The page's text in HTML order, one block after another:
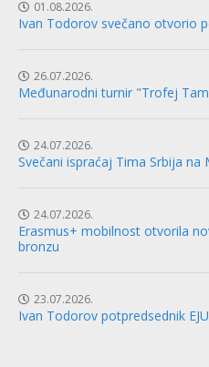
01.08.2026.
Ivan Todorov svečano otvorio
26.07.2026.
Međunarodni turnir "Trofej
24.07.2026.
Svečani ispraćaj Tima Srbija na
24.07.2026.
Erasmus+ mobilnost otvorila
bronzu
23.07.2026.
Ivan Todorov potpredsednik